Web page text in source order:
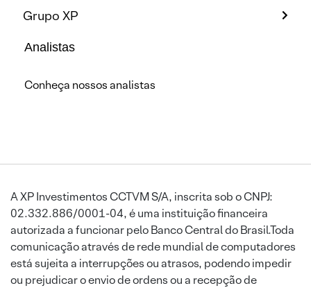
Grupo XP
Analistas
Conheça nossos analistas
A XP Investimentos CCTVM S/A, inscrita sob o CNPJ:
02.332.886/0001-04, é uma instituição financeira
autorizada a funcionar pelo Banco Central do Brasil.Toda
comunicação através de rede mundial de computadores
está sujeita a interrupções ou atrasos, podendo impedir
ou prejudicar o envio de ordens ou a recepção de